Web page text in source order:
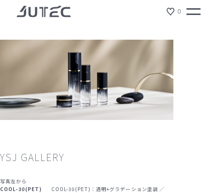
0
サスティナビリティ
TOP製品情報イメージギャラリー
YSJ GALLERY
写真左から
COOL-30(PET)
COOL-30(PET)：透明+グラデーション塗装 ／